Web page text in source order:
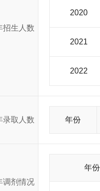
作用，致力于学生多方面能
作学术报告，有计划地组织素
素质的宽阔舞台。如开展“
愿者”等社会实践以及主题鲜
生活氛围，也为学生的个性发
逐年攀升；我院学生在大学生
中也取得骄人成绩。 稳定的人才培养质量和名列前茅的就业率 学院坚持以人才培养为根本，从自治区经
快速发展时期。为适应自治区
，迎接学院更加辉煌的明天。
招生人数
2020
2021
2022
录取人数 年份
调剂情况
年份